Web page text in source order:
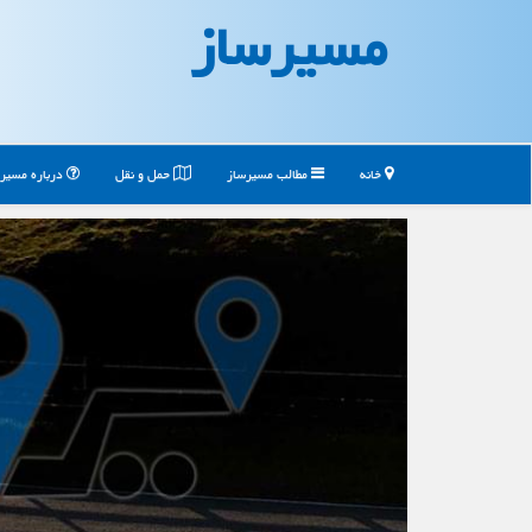
مسیرساز
خانه مطالب مسیرساز حمل و نقل درباره